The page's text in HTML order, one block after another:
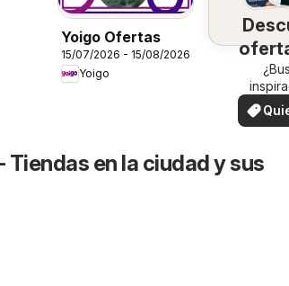
Yoigo Ofertas
15/07/2026 - 15/08/2026
Yoigo
su
¡Vea
en su
ver
Tiendas en la ciudad y sus